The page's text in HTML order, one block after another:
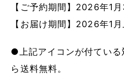
【ご予約期間】2026年1
【お届け期間】2026年1
●上記アイコンが付ている
ら送料無料。